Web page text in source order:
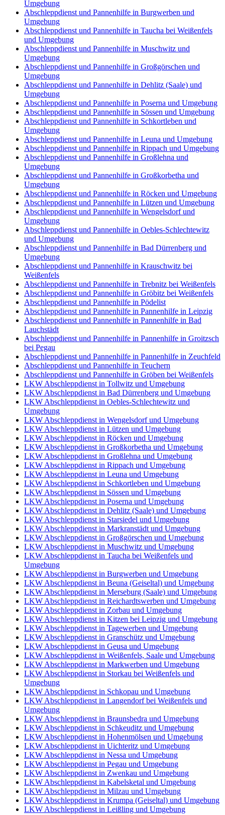
Umgebung
Abschleppdienst und Pannenhilfe in Burgwerben und
Umgebung
Abschleppdienst und Pannenhilfe in Taucha bei Weißenfels
und Umgebung
Abschleppdienst und Pannenhilfe in Muschwitz und
Umgebung
Abschleppdienst und Pannenhilfe in Großgörschen und
Umgebung
Abschleppdienst und Pannenhilfe in Dehlitz (Saale) und
Umgebung
Abschleppdienst und Pannenhilfe in Poserna und Umgebung
Abschleppdienst und Pannenhilfe in Sössen und Umgebung
Abschleppdienst und Pannenhilfe in Schkortleben und
Umgebung
Abschleppdienst und Pannenhilfe in Leuna und Umgebung
Abschleppdienst und Pannenhilfe in Rippach und Umgebung
Abschleppdienst und Pannenhilfe in Großlehna und
Umgebung
Abschleppdienst und Pannenhilfe in Großkorbetha und
Umgebung
Abschleppdienst und Pannenhilfe in Röcken und Umgebung
Abschleppdienst und Pannenhilfe in Lützen und Umgebung
Abschleppdienst und Pannenhilfe in Wengelsdorf und
Umgebung
Abschleppdienst und Pannenhilfe in Oebles-Schlechtewitz
und Umgebung
Abschleppdienst und Pannenhilfe in Bad Dürrenberg und
Umgebung
Abschleppdienst und Pannenhilfe in Krauschwitz bei
Weißenfels
Abschleppdienst und Pannenhilfe in Trebnitz bei Weißenfels
Abschleppdienst und Pannenhilfe in Gröbitz bei Weißenfels
Abschleppdienst und Pannenhilfe in Pödelist
Abschleppdienst und Pannenhilfe in Pannenhilfe in Leipzig
Abschleppdienst und Pannenhilfe in Pannenhilfe in Bad
Lauchstädt
Abschleppdienst und Pannenhilfe in Pannenhilfe in Groitzsch
bei Pegau
Abschleppdienst und Pannenhilfe in Pannenhilfe in Zeuchfeld
Abschleppdienst und Pannenhilfe in Teuchern
Abschleppdienst und Pannenhilfe in Gröben bei Weißenfels
LKW Abschleppdienst in Tollwitz und Umgebung
LKW Abschleppdienst in Bad Dürrenberg und Umgebung
LKW Abschleppdienst in Oebles-Schlechtewitz und
Umgebung
LKW Abschleppdienst in Wengelsdorf und Umgebung
LKW Abschleppdienst in Lützen und Umgebung
LKW Abschleppdienst in Röcken und Umgebung
LKW Abschleppdienst in Großkorbetha und Umgebung
LKW Abschleppdienst in Großlehna und Umgebung
LKW Abschleppdienst in Rippach und Umgebung
LKW Abschleppdienst in Leuna und Umgebung
LKW Abschleppdienst in Schkortleben und Umgebung
LKW Abschleppdienst in Sössen und Umgebung
LKW Abschleppdienst in Poserna und Umgebung
LKW Abschleppdienst in Dehlitz (Saale) und Umgebung
LKW Abschleppdienst in Starsiedel und Umgebung
LKW Abschleppdienst in Markranstädt und Umgebung
LKW Abschleppdienst in Großgörschen und Umgebung
LKW Abschleppdienst in Muschwitz und Umgebung
LKW Abschleppdienst in Taucha bei Weißenfels und
Umgebung
LKW Abschleppdienst in Burgwerben und Umgebung
LKW Abschleppdienst in Beuna (Geiseltal) und Umgebung
LKW Abschleppdienst in Merseburg (Saale) und Umgebung
LKW Abschleppdienst in Reichardtswerben und Umgebung
LKW Abschleppdienst in Zorbau und Umgebung
LKW Abschleppdienst in Kitzen bei Leipzig und Umgebung
LKW Abschleppdienst in Tagewerben und Umgebung
LKW Abschleppdienst in Granschütz und Umgebung
LKW Abschleppdienst in Geusa und Umgebung
LKW Abschleppdienst in Weißenfels, Saale und Umgebung
LKW Abschleppdienst in Markwerben und Umgebung
LKW Abschleppdienst in Storkau bei Weißenfels und
Umgebung
LKW Abschleppdienst in Schkopau und Umgebung
LKW Abschleppdienst in Langendorf bei Weißenfels und
Umgebung
LKW Abschleppdienst in Braunsbedra und Umgebung
LKW Abschleppdienst in Schkeuditz und Umgebung
LKW Abschleppdienst in Hohenmölsen und Umgebung
LKW Abschleppdienst in Uichteritz und Umgebung
LKW Abschleppdienst in Nessa und Umgebung
LKW Abschleppdienst in Pegau und Umgebung
LKW Abschleppdienst in Zwenkau und Umgebung
LKW Abschleppdienst in Kabelsketal und Umgebung
LKW Abschleppdienst in Milzau und Umgebung
LKW Abschleppdienst in Krumpa (Geiseltal) und Umgebung
LKW Abschleppdienst in Leißling und Umgebung